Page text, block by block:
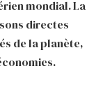
mondial. La
directes
de la planète,